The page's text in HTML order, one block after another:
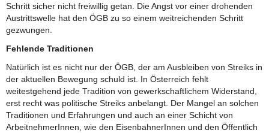
Schritt sicher nicht freiwillig getan. Die Angst vor einer drohenden
Austrittswelle hat den ÖGB zu so einem weitreichenden Schritt
gezwungen.
Fehlende Traditionen
Natürlich ist es nicht nur der ÖGB, der am Ausbleiben von Streiks in
der aktuellen Bewegung schuld ist. In Österreich fehlt
weitestgehend jede Tradition von gewerkschaftlichem Widerstand,
erst recht was politische Streiks anbelangt. Der Mangel an solchen
Traditionen und Erfahrungen und auch an einer Schicht von
ArbeitnehmerInnen, wie den EisenbahnerInnen und den Öffentlich